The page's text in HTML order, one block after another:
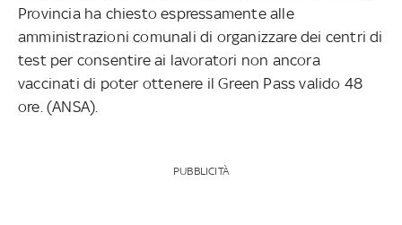
Provincia ha chiesto espressamente alle
amministrazioni comunali di organizzare dei centri di
test per consentire ai lavoratori non ancora
vaccinati di poter ottenere il Green Pass valido 48
ore. (ANSA).
PUBBLICITÀ